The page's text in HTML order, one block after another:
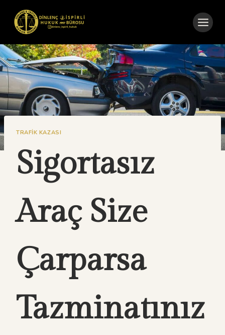
content
TRAFIK KAZASI
Sigortasız
Araç Size
Çarparsa
Tazminatınız